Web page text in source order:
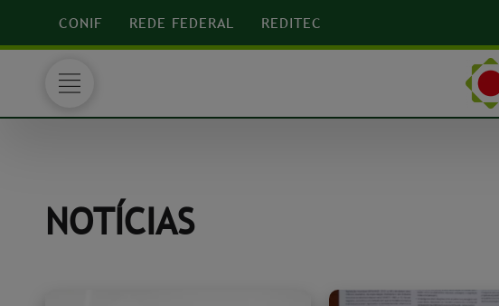
CONIF REDE FEDERAL REDITEC
NOTÍCIAS